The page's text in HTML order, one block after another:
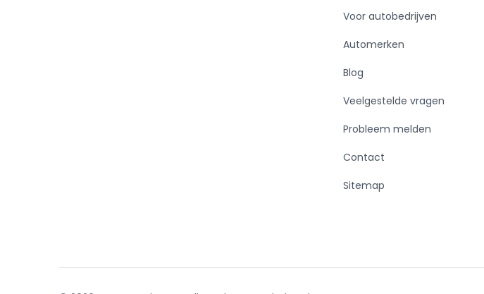
Voor autobedrijven
Automerken
Blog
Veelgestelde vragen
Probleem melden
Contact
Sitemap